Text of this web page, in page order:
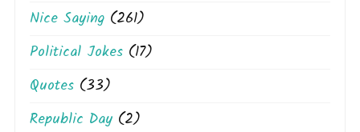
Nice Saying (261)
Political Jokes (17)
Quotes (33)
Republic Day (2)